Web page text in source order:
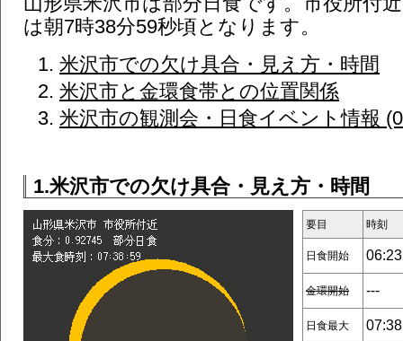
は朝7時38分59秒頃となります。
米沢市での欠け具合・見え方・時間
米沢市と金環食帯との位置関係
米沢市の観測会・日食イベント情報
1.米沢市での欠け具合・見え方・時間
要目 時刻
日食開始
金環開始 ---
日食最大